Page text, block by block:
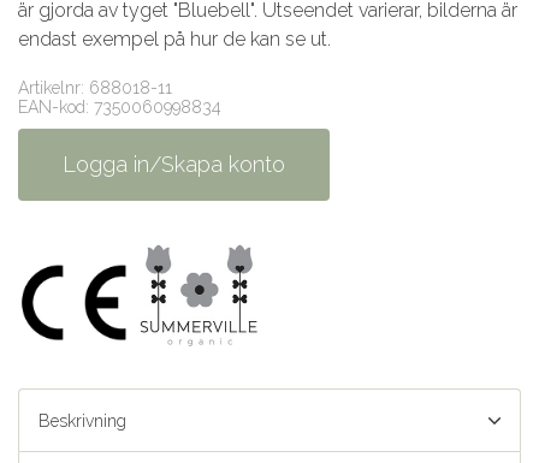
är gjorda av tyget "Bluebell". Utseendet varierar, bilderna är
endast exempel på hur de kan se ut.
Artikelnr: 688018-11
EAN-kod: 7350060998834
Logga in/Skapa konto
Beskrivning